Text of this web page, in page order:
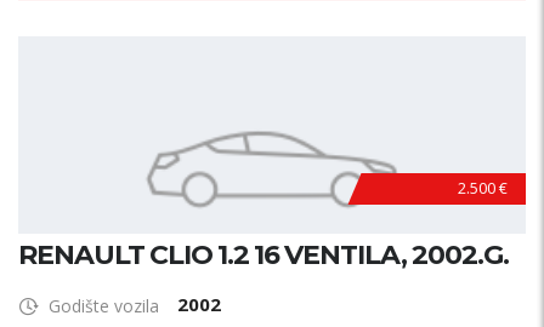
2.500 €
RENAULT CLIO 1.2 16 VENTILA, 2002.G.
Godište vozila 2002